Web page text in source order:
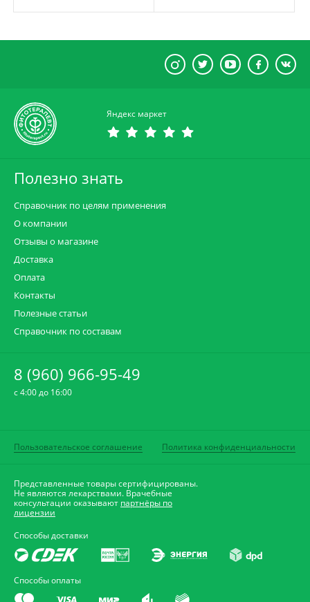
Яндекс маркет
Полезно знать
Справочник по целям применения
О компании
Отзывы о магазине
Доставка
Оплата
Контакты
Полезные статьи
Справочник по составам
8 (960) 966-95-49
c 4:00 до 16:00
Пользовательское соглашение Политика конфиденциальности
Представленные товары сертифицированы.
Не являются лекарствами. Врачебные
консультации оказывают партнёры по
лицензии
Способы доставки
Способы оплаты